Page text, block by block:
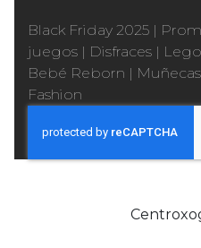
Black Friday 2025 |
juegos | Disfraces | Lego
Bebé Reborn |
Fashion